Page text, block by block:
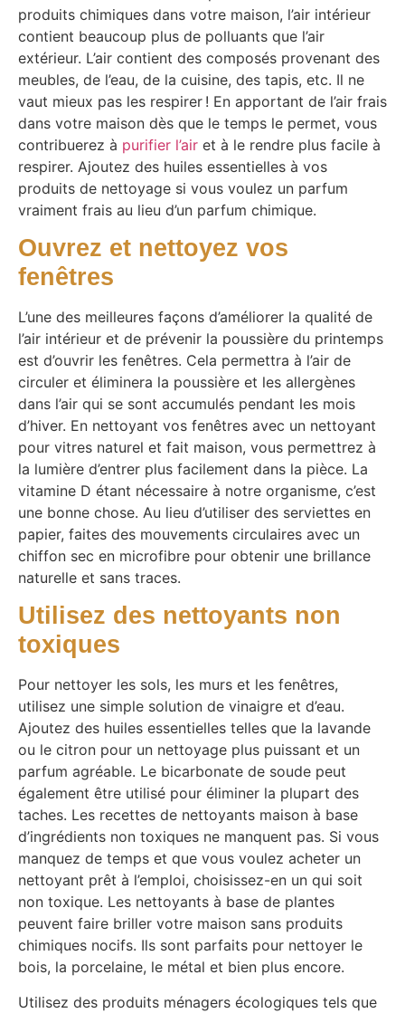
produits chimiques dans votre maison, l’air intérieur
contient beaucoup plus de polluants que l’air
extérieur. L’air contient des composés provenant des
meubles, de l’eau, de la cuisine, des tapis, etc. Il ne
vaut mieux pas les respirer ! En apportant de l’air frais
dans votre maison dès que le temps le permet, vous
contribuerez à purifier l’air et à le rendre plus facile à
respirer. Ajoutez des huiles essentielles à vos
produits de nettoyage si vous voulez un parfum
vraiment frais au lieu d’un parfum chimique.
Ouvrez et nettoyez vos
fenêtres
L’une des meilleures façons d’améliorer la qualité de
l’air intérieur et de prévenir la poussière du printemps
est d’ouvrir les fenêtres. Cela permettra à l’air de
circuler et éliminera la poussière et les allergènes
dans l’air qui se sont accumulés pendant les mois
d’hiver. En nettoyant vos fenêtres avec un nettoyant
pour vitres naturel et fait maison, vous permettrez à
la lumière d’entrer plus facilement dans la pièce. La
vitamine D étant nécessaire à notre organisme, c’est
une bonne chose. Au lieu d’utiliser des serviettes en
papier, faites des mouvements circulaires avec un
chiffon sec en microfibre pour obtenir une brillance
naturelle et sans traces.
Utilisez des nettoyants non
toxiques
Pour nettoyer les sols, les murs et les fenêtres,
utilisez une simple solution de vinaigre et d’eau.
Ajoutez des huiles essentielles telles que la lavande
ou le citron pour un nettoyage plus puissant et un
parfum agréable. Le bicarbonate de soude peut
également être utilisé pour éliminer la plupart des
taches. Les recettes de nettoyants maison à base
d’ingrédients non toxiques ne manquent pas. Si vous
manquez de temps et que vous voulez acheter un
nettoyant prêt à l’emploi, choisissez-en un qui soit
non toxique. Les nettoyants à base de plantes
peuvent faire briller votre maison sans produits
chimiques nocifs. Ils sont parfaits pour nettoyer le
bois, la porcelaine, le métal et bien plus encore.
Utilisez des produits ménagers écologiques tels que